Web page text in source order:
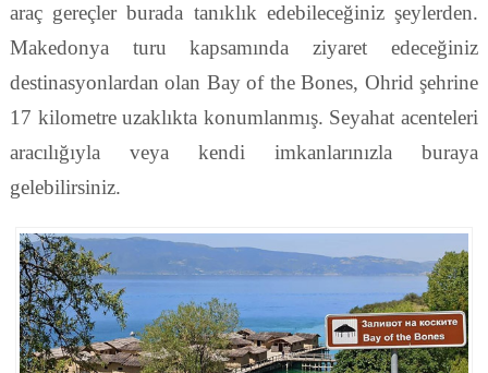
araç gereçler burada tanıklık edebileceğiniz şeylerden.
Makedonya turu kapsamında ziyaret edeceğiniz
destinasyonlardan olan Bay of the Bones, Ohrid şehrine
17 kilometre uzaklıkta konumlanmış. Seyahat acenteleri
aracılığıyla veya kendi imkanlarınızla buraya
gelebilirsiniz.